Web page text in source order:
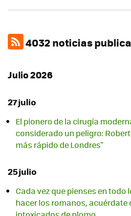
4032 noticias
Julio 2026
27 julio
El pionero de la cirugía
considerado un peligro:
más rápido de Londres"
25 julio
Cada vez que pienses en todo
hacer los romanos, acuérdate